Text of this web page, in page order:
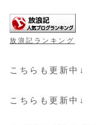
放浪記ランキング
こちらも更新中↓
こちらも更新中↓